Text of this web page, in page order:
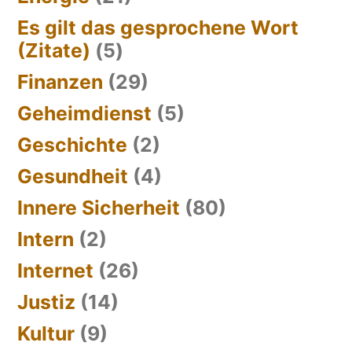
Es gilt das gesprochene Wort
(Zitate) (5)
Finanzen (29)
Geheimdienst (5)
Geschichte (2)
Gesundheit (4)
Innere Sicherheit (80)
Intern (2)
Internet (26)
Justiz (14)
Kultur (9)